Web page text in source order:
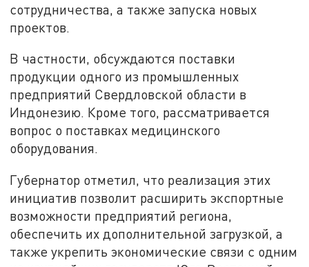
сотрудничества, а также запуска новых
проектов.
В частности, обсуждаются поставки
продукции одного из промышленных
предприятий Свердловской области в
Индонезию. Кроме того, рассматривается
вопрос о поставках медицинского
оборудования.
Губернатор отметил, что реализация этих
инициатив позволит расширить экспортные
возможности предприятий региона,
обеспечить их дополнительной загрузкой, а
также укрепить экономические связи с одним